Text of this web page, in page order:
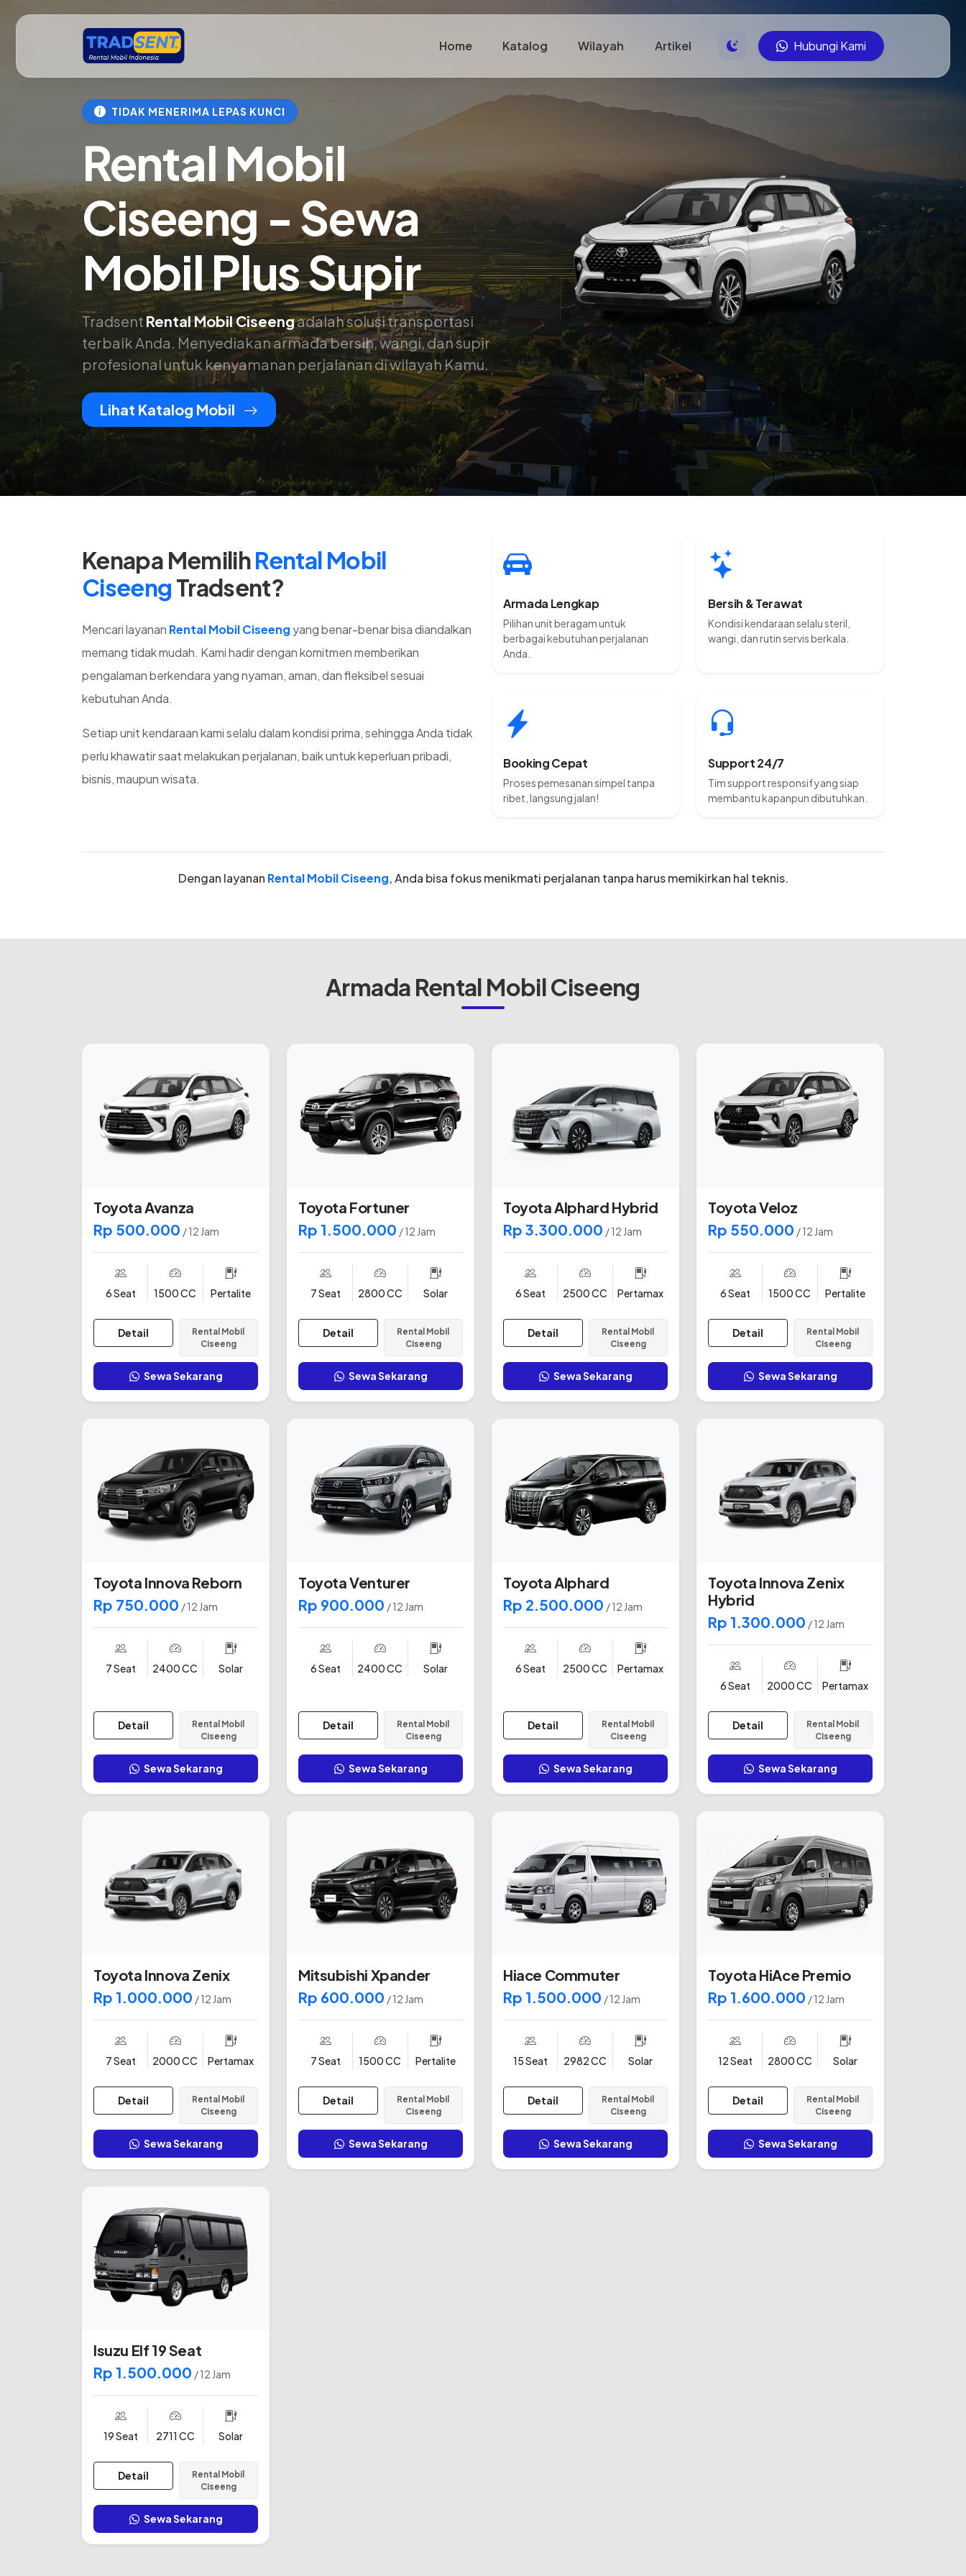
Home Katalog Wilayah Artikel Hubungi Kami
TIDAK MENERIMA LEPAS KUNCI
Rental Mobil
Ciseeng - Sewa
Mobil Plus Supir
Tradsent Rental Mobil Ciseengadalah solusi transportasi
terbaik Anda. Menyediakan armada bersih, wangi, dan supir
profesional untuk kenyamanan perjalanan di wilayah Kamu.
Lihat Katalog Mobil
Kenapa MemilihRental Mobil
Ciseeng Tradsent?
Mencari layanan Rental Mobil Ciseeng yang benar-benar bisa diandalkan
memang tidak mudah. Kami hadir dengan komitmen memberikan
pengalaman berkendara yang nyaman, aman, dan fleksibel sesuai
kebutuhan Anda.
Setiap unit kendaraan kami selalu dalam kondisi prima, sehingga Anda tidak
perlu khawatir saat melakukan perjalanan, baik untuk keperluan pribadi,
bisnis, maupun wisata.
Armada Lengkap
Pilihan unit beragam untuk
berbagai kebutuhan perjalanan
Anda.
Bersih & Terawat
Kondisi kendaraan selalu steril,
wangi, dan rutin servis berkala.
Booking Cepat
Proses pemesanan simpel tanpa
ribet, langsung jalan!
Support 24/7
Tim support responsif yang siap
membantu kapanpun dibutuhkan.
Dengan layanan Rental Mobil Ciseeng, Anda bisa fokus menikmati perjalanan tanpa harus memikirkan hal teknis.
Armada Rental Mobil Ciseeng
Toyota Avanza
Rp 500.000 / 12 Jam
6 Seat 1500 CC Pertalite
Detail
Rental Mobil
Ciseeng
Sewa Sekarang
Toyota Fortuner
Rp 1.500.000 / 12 Jam
7 Seat 2800 CC Solar
Detail
Rental Mobil
Ciseeng
Sewa Sekarang
Toyota Alphard Hybrid
Rp 3.300.000 / 12 Jam
6 Seat 2500 CC Pertamax
Detail
Rental Mobil
Ciseeng
Sewa Sekarang
Toyota Veloz
Rp 550.000 / 12 Jam
6 Seat 1500 CC Pertalite
Detail
Rental Mobil
Ciseeng
Sewa Sekarang
Toyota Innova Reborn
Rp 750.000 / 12 Jam
7 Seat 2400 CC Solar
Detail
Rental Mobil
Ciseeng
Sewa Sekarang
Toyota Venturer
Rp 900.000 / 12 Jam
6 Seat 2400 CC Solar
Detail
Rental Mobil
Ciseeng
Sewa Sekarang
Toyota Alphard
Rp 2.500.000 / 12 Jam
6 Seat 2500 CC Pertamax
Detail
Rental Mobil
Ciseeng
Sewa Sekarang
Toyota Innova Zenix
Hybrid
Rp 1.300.000 / 12 Jam
6 Seat 2000 CC Pertamax
Detail
Rental Mobil
Ciseeng
Sewa Sekarang
Toyota Innova Zenix
Rp 1.000.000 / 12 Jam
7 Seat 2000 CC Pertamax
Detail
Rental Mobil
Ciseeng
Sewa Sekarang
Mitsubishi Xpander
Rp 600.000 / 12 Jam
7 Seat 1500 CC Pertalite
Detail
Rental Mobil
Ciseeng
Sewa Sekarang
Hiace Commuter
Rp 1.500.000 / 12 Jam
15 Seat 2982 CC Solar
Detail
Rental Mobil
Ciseeng
Sewa Sekarang
Toyota HiAce Premio
Rp 1.600.000 / 12 Jam
12 Seat 2800 CC Solar
Detail
Rental Mobil
Ciseeng
Sewa Sekarang
Isuzu Elf 19 Seat
Rp 1.500.000 / 12 Jam
19 Seat 2711 CC Solar
Detail
Rental Mobil
Ciseeng
Sewa Sekarang